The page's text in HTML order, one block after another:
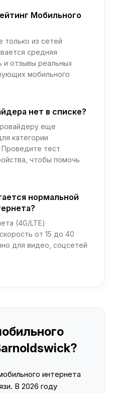
Мобильного
из сетей
средняя
и отзывы реальных
мобильного
нет в списке?
еще
категории
тест
чтобы помочь
нормальной
(4G/LTE)
от 15 до 40
для видео, соцсетей
интернета
В 2026 году